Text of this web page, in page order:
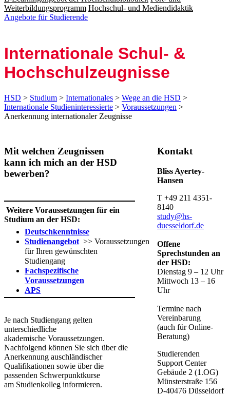
Weiterbildungsprogramm Hochschul- und Mediendidaktik
Angebote für Studierende
Inter­nationale Schul- &
Hoch­schul­zeug­nis­se
HSD > Studium > Internationales > Wege an die HSD >
Internationale Studieninteressierte > Voraussetzungen >
Anerkennung internationaler Zeugnisse
​​​​​​Mit welchen Zeugnissen
kann ich mich an der HSD
bewerben?
​ Weitere Voraussetzung​en für ein
Studium an der HSD:
Deutschkenntnisse
Studienangebot >> Voraussetzungen
für Ihren gewünschten
Studiengang
Fachspezifische
Voraussetzungen
APS​
Je nach Studiengang gelten
unterschiedliche
akademische Voraussetzungen.
Nachfolgend können Sie sich über die
Anerkennung auschländischer
Qualifikationen sowie über die
passenden Schwerpunktkurse
am Studienkolleg informieren.
​​Kontakt
Bliss Ayertey-
Hansen
T +49 211 4351-
8140
study@hs-
duesseldorf.de
Offene
Sprechstunden an
der HSD:
Dienstag 9 – 12 Uhr
Mittwoch 13 – 16
Uhr
Termine nach
Vereinbarung​
(auch für Online-
Beratung) ​​
Studierenden
Support Center
Gebäude 2 (1.OG)
Münsterstraße 156
D-40476 Düsseldorf